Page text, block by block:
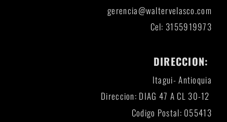
gerencia@waltervelasco.com
Cel: 3155919973
DIRECCION:
Itagui- Antioquia
Direccion: DIAG 47 A CL 30-12
Codigo Postal: 055413